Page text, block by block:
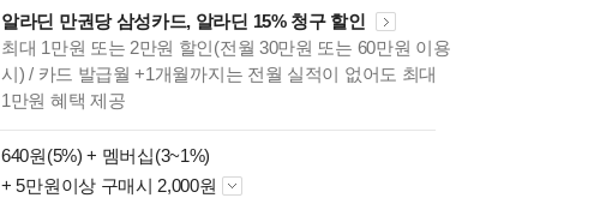
알라딘 만권당 삼성카드, 알라딘 15% 청구 할인
최대 1만원 또는 2만원 할인(전월 30만원 또는 60만원 이용
시) / 카드 발급월 +1개월까지는 전월 실적이 없어도 최대
1만원 혜택 제공
640원(5%) + 멤버십(3~1%)
+ 5만원이상 구매시 2,000원